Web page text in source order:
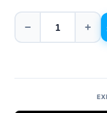
− +